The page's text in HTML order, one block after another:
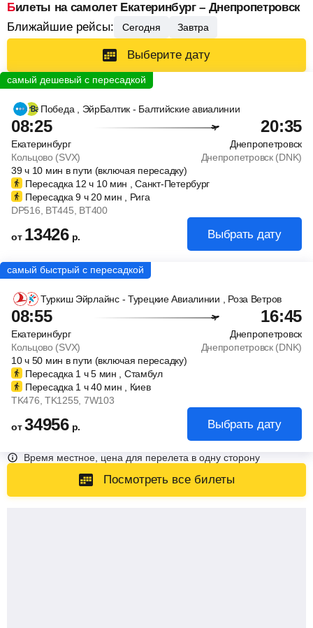
Билеты на самолет Екатеринбург – Днепропетровск
Ближайшие рейсы:
Сегодня Завтра
Выберите дату
Победа , ЭйрБалтик - Балтийские авиалинии
08:25 20:35
Екатеринбург
Днепропетровск
Кольцово (SVX)
Днепропетровск (DNK)
39ч10 мин в пути (включая пересадку)
Пересадка 12ч 10 мин , Санкт-Петербург
Пересадка 9 ч20 мин , Рига
DP516 , BT445 , BT400
от 13426 р. Выбрать дату
Туркиш Эйрлайнс - Турецкие Авиалинии , Роза Ветров
08:55 16:45
Екатеринбург
Днепропетровск
Кольцово (SVX)
Днепропетровск (DNK)
10ч50 мин в пути (включая пересадку)
Пересадка 1 ч5 мин , Стамбул
Пересадка 1 ч40 мин , Киев
TK476 , TK1255 , 7W103
от34956 р. Выбрать дату
Время местное, цена для перелета в одну сторону
Посмотреть все билеты